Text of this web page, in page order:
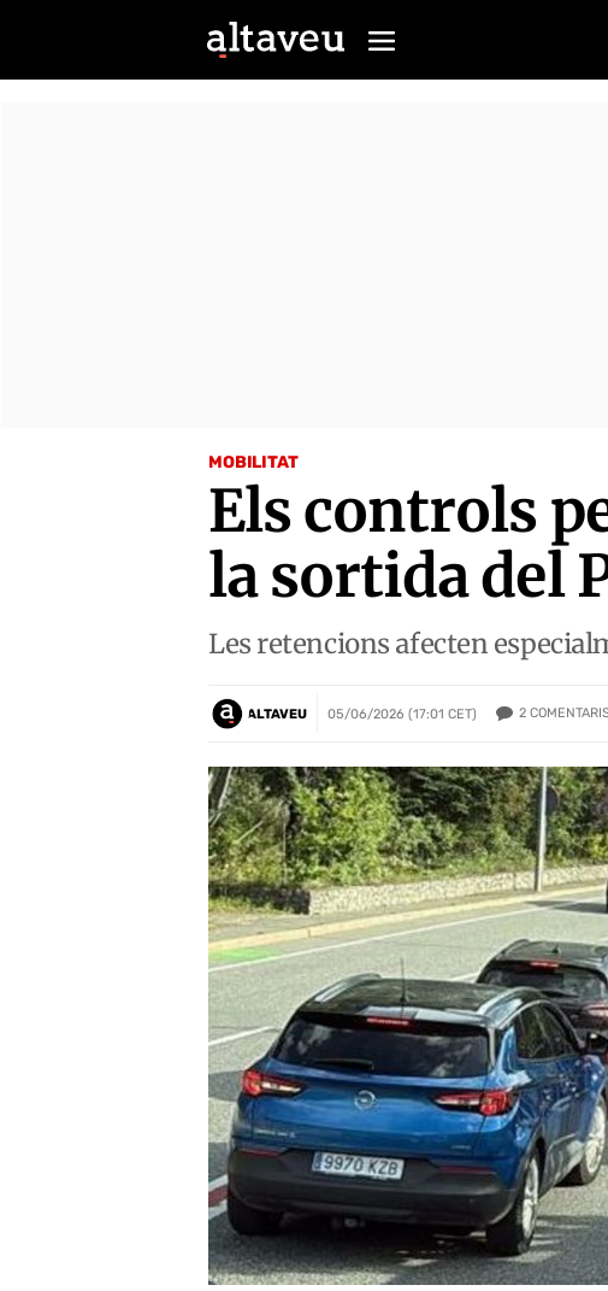
MOBILITAT
Els controls
la sortida del
Les retencions afecten
ALTAVEU 05/06/2026 (17:01 CET) 2